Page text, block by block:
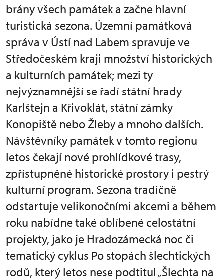
brány všech památek a začne hlavní
turistická sezona. Územní památková
správa v Ústí nad Labem spravuje ve
Středočeském kraji množství historických
a kulturních památek; mezi ty
nejvýznamnější se řadí státní hrady
Karlštejn a Křivoklát, státní zámky
Konopiště nebo Žleby a mnoho dalších.
Návštěvníky památek v tomto regionu
letos čekají nové prohlídkové trasy,
zpřístupněné historické prostory i pestrý
kulturní program. Sezona tradičně
odstartuje velikonočními akcemi a během
roku nabídne také oblíbené celostátní
projekty, jako je Hradozámecká noc či
tematický cyklus Po stopách šlechtických
rodů, který letos nese podtitul „Šlechta na